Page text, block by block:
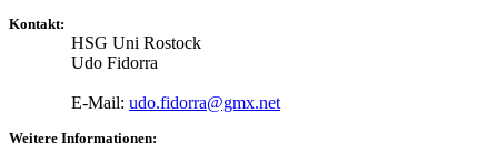
Kontakt:
HSG Uni Rostock
Udo Fidorra
E-Mail: udo.fidorra@gmx.net
Weitere Informationen: